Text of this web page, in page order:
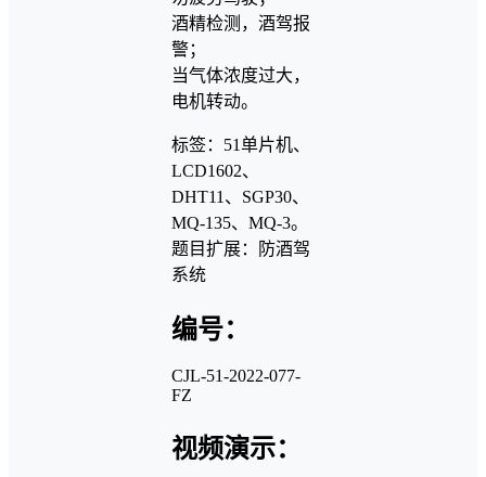
酒精检测，酒驾报
警；
当气体浓度过大，
电机转动。
标签：51单片机、
LCD1602、
DHT11、SGP30、
MQ-135、MQ-3。
题目扩展：防酒驾
系统
编号：
CJL-51-2022-077-
FZ
视频演示：